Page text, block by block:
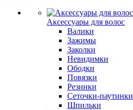
Аксессуары для волос
Валики
Зажимы
Заколки
Невидимки
Ободки
Повязки
Резинки
Сеточки-паутинки
Шпильки